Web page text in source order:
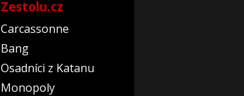
Zestolu.cz
Carcassonne
Bang
Osadníci z Katanu
Monopoly